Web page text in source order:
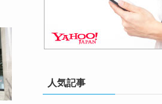
人気記事